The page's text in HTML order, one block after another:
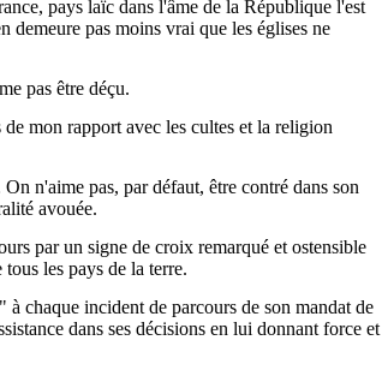
pays laïc dans l'âme de la République l'est
demeure pas moins vrai que les églises ne
pas être déçu.
mon rapport avec les cultes et la religion
n'aime pas, par défaut, être contré dans son
avouée.
par un signe de croix remarqué et ostensible
les pays de la terre.
chaque incident de parcours de son mandat de
dans ses décisions en lui donnant force et